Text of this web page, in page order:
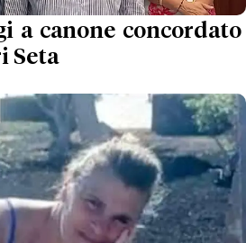
a canone concordato
Seta